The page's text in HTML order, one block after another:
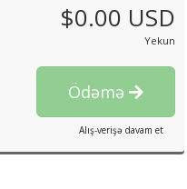
$0.00 USD
Yekun
Ödəmə
Alış-verişə davam et